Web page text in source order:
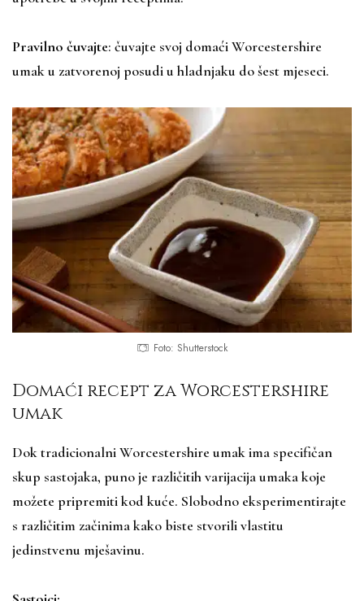
Pravilno čuvajte: čuvajte svoj domaći Worcestershire
umak u zatvorenoj posudi u hladnjaku do šest mjeseci.
Foto: Shutterstock
Domaći recept za Worcestershire
umak
Dok tradicionalni Worcestershire umak ima specifičan
skup sastojaka, puno je različitih varijacija umaka koje
možete pripremiti kod kuće. Slobodno eksperimentirajte
s različitim začinima kako biste stvorili vlastitu
jedinstvenu mješavinu.